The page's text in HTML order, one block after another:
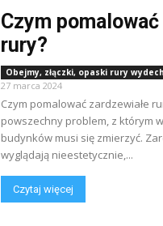
Czym
rury?
Obejmy, złączki, opaski rury
27 marca 2024
Czym pomalować zardzewiałe
powszechny problem, z którym
budynków musi się zmierzyć.
wyglądają nieestetycznie,...
Czytaj więcej